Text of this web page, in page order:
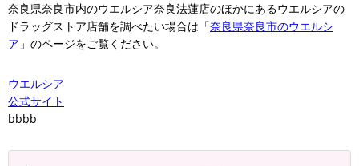
奈良県奈良市内のウエルシア奈良法蓮店のほかにあるウエルシアの
ドラッグストア店舗を調べたい場合は「奈良県奈良市のウエルシ
ア 」のページをご覧ください。
ウエルシア
公式サイト
bbbb